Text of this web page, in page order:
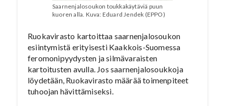
Saarnenjalosoukon toukkakäytäviä puun
kuoren alla. Kuva: Eduard Jendek (EPPO)
Ruokavirasto kartoittaa saarnenjalosoukon
esiintymistä erityisesti Kaakkois-Suomessa
feromonipyydysten ja silmävaraisten
kartoitusten avulla. Jos saarnenjalosoukkoja
löydetään, Ruokavirasto määrää toimenpiteet
tuhoojan hävittämiseksi.